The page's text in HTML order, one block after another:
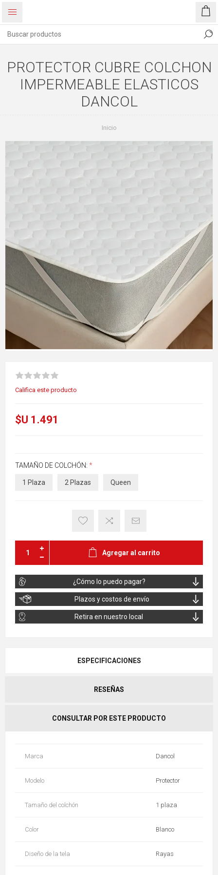
PROTECTOR CUBRE COLCHON
IMPERMEABLE ELASTICOS
DANCOL
Inicio
Califica este producto
$U 1.491
TAMAÑO DE COLCHÓN: *
1 Plaza 2 Plazas Queen
Agregar al carrito
¿Cómo lo puedo pagar?
Plazos y costos de envío
Retira en nuestro local
ESPECIFICACIONES
RESEÑAS
CONSULTAR POR ESTE PRODUCTO
Marca Dancol
Modelo Protector
Tamaño del colchón 1 plaza
Color Blanco
Diseño de la tela Rayas